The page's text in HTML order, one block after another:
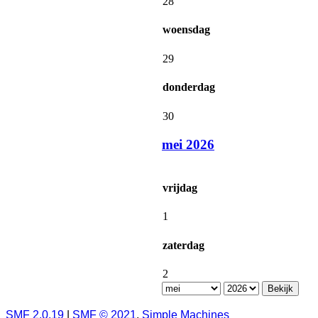
woensdag
29
donderdag
30
mei 2026
vrijdag
1
zaterdag
2
SMF 2.0.19 SMF © 2021, Simple Machines